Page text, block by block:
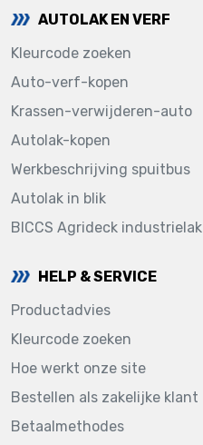
AUTOLAK EN VERF
Kleurcode zoeken
Auto-verf-kopen
Krassen-verwijderen-auto
Autolak-kopen
Werkbeschrijving spuitbus
Autolak in blik
BICCS Agrideck industrielak
HELP & SERVICE
Productadvies
Kleurcode zoeken
Hoe werkt onze site
Bestellen als zakelijke klant
Betaalmethodes